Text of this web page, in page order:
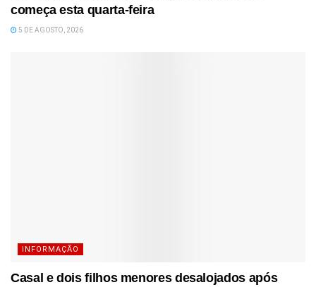
começa esta quarta-feira
5 DE AGOSTO, 2026
INFORMAÇÃO
Casal e dois filhos menores desalojados após